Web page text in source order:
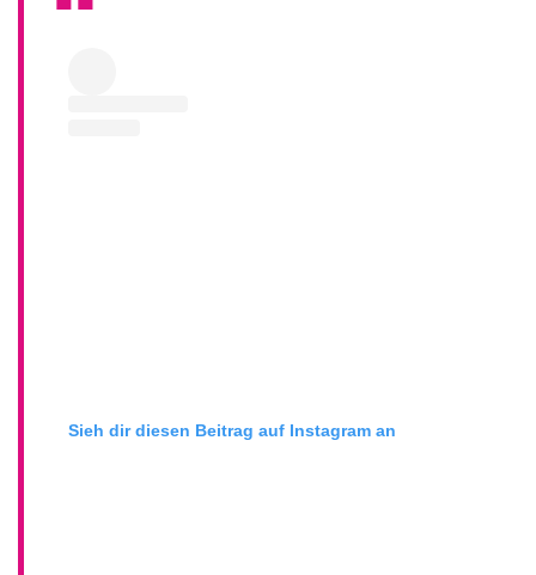
Sieh dir diesen Beitrag auf Instagram an